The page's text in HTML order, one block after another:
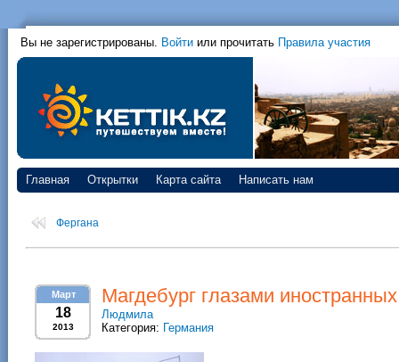
Вы не зарегистрированы. Войти или прочитать Правила участия
Главная Открытки Карта сайта Написать нам
Фергана
Март
18
2013
Магдебург глазами
Людмила
Категория: Германия